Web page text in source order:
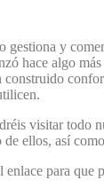
y
hace algo
construido
visitar todo
de ellos, así
enlace para que